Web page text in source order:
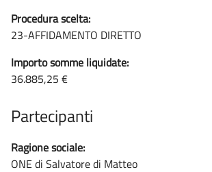
Procedura scelta:
23-AFFIDAMENTO DIRETTO
Importo somme liquidate:
36.885,25 €
Partecipanti
Ragione sociale:
ONE di Salvatore di Matteo